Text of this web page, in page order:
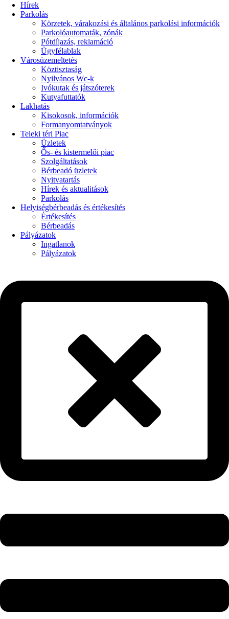
Hírek
Parkolás
Körzetek, várakozási és általános parkolási információk
Parkolóautomaták, zónák
Pótdíjazás, reklamáció
Ügyfélablak
Városüzemeltetés
Köztisztaság
Nyilvános Wc-k
Ivókutak és játszóterek
Kutyafuttatók
Lakhatás
Kisokosok, információk
Formanyomtatványok
Teleki téri Piac
Üzletek
Ős- és kistermelői piac
Szolgáltatások
Bérbeadó üzletek
Nyitvatartás
Hírek és aktualitások
Parkolás
Helyiségbérbeadás és értékesítés
Értékesítés
Bérbeadás
Pályázatok
Ingatlanok
Pályázatok